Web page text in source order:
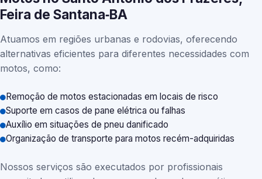
Feira de Santana‑BA
Atuamos em regiões urbanas e rodovias, oferecendo
alternativas eficientes para diferentes necessidades com
motos, como:
Remoção de motos estacionadas em locais de risco
Suporte em casos de pane elétrica ou falhas
Auxílio em situações de pneu danificado
Organização de transporte para motos recém-adquiridas
Nossos serviços são executados por profissionais